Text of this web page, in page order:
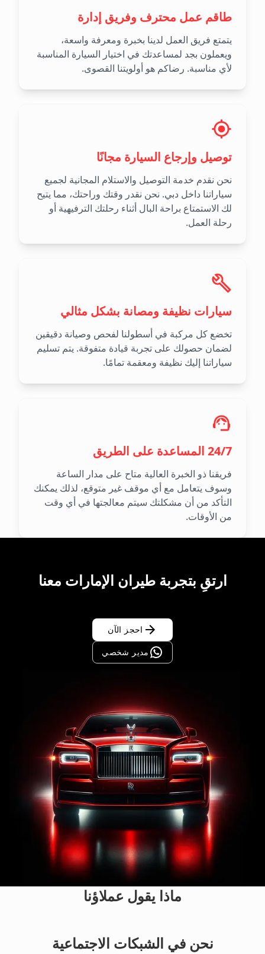
طاقم عمل محترف وفريق إدارة
يتمتع فريق العمل لدينا بخبرة ومعرفة واسعة،
ويعملون بجد لمساعدتك في اختيار السيارة المناسبة
لأي مناسبة. رضاكم هو أولويتنا القصوى.
توصيل وإرجاع السيارة مجانًا
نحن نقدم خدمة التوصيل والاستلام المجانية لجميع
سياراتنا داخل دبي. نحن نقدر وقتك وراحتك، مما يتيح
لك الاستمتاع براحة البال أثناء رحلتك الترفيهية أو
رحلة العمل.
سيارات نظيفة ومصانة بشكل مثالي
تخضع كل مركبة في أسطولنا لفحص وصيانة دقيقين
لضمان حصولك على تجربة قيادة متفوقة. يتم تسليم
سياراتنا إليك نظيفة ومعقمة تمامًا.
24/7 المساعدة على الطريق
فريقنا ذو الخبرة العالية متاح على مدار الساعة
وسوف يتعامل مع أي موقف غير متوقع، لذلك يمكنك
التأكد من أن مشكلتك سيتم معالجتها في أي وقت
من الأوقات.
ارتقِ بتجربة طيران الإمارات معنا
احجز الآن
مدير شخصي
ماذا يقول عملاؤنا
نحن في الشبكات الاجتماعية